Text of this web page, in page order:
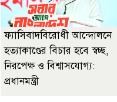
ফ্যাসিবাদবিরোধী আন্দোলনে
হত্যাকাণ্ডের বিচার হবে স্বচ্ছ,
নিরপেক্ষ ও বিশ্বাসযোগ্য:
প্রধানমন্ত্রী